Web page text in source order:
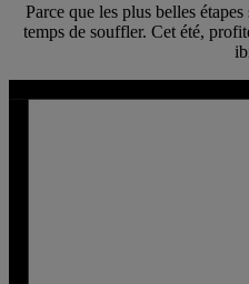
Parce que les plus belles
temps de souffler. Cet été,